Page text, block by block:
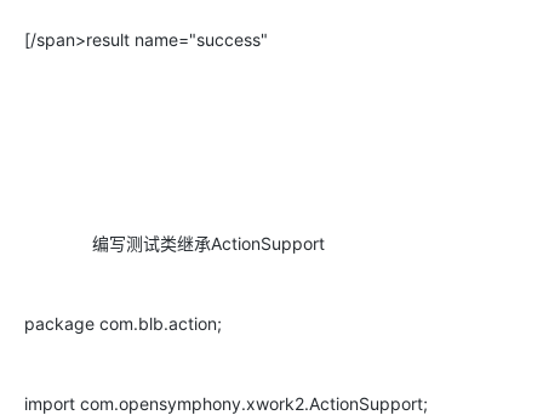
[/span>result name="success"
编写测试类继承ActionSupport
package com.blb.action;
import com.opensymphony.xwork2.ActionSupport;